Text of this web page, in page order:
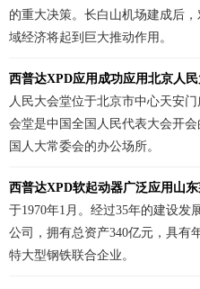
的重大决策。长白山机场建成后
域经济将起到巨大推动作用。
人民大会堂位于北京市中心天安
会堂是中国全国人民代表大会开
国人大常委会的办公场所。
于1970年1月。经过35年的建设发
公司，拥有总资产340亿元，具有
特大型钢铁联合企业。